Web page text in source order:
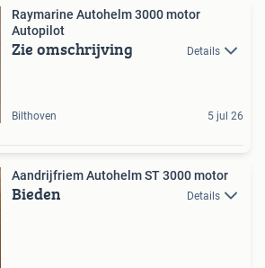
Raymarine Autohelm 3000 motor
Autopilot
Zie omschrijving Details
Bilthoven 5 jul 26
Aandrijfriem Autohelm ST 3000 motor
Bieden Details